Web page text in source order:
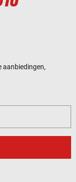
aanbiedingen,